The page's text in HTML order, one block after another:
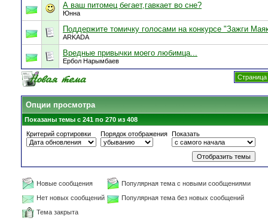
А ваш питомец бегает,гавкает во сне?
Юнна
Поддержите томичку голосами на конкурсе "Зажги
ARKADA
Вредные привычки моего любимца...
Ербол Нарымбаев
Страница
Опции просмотра
Показаны темы с 241 по 270 из 408
Критерий сортировки
Порядок отображения Показать
Новые сообщения
Популярная тема с новыми сообщениями
Нет новых сообщений
Популярная тема без новых сообщений
Тема закрыта